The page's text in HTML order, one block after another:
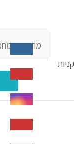
Products
search